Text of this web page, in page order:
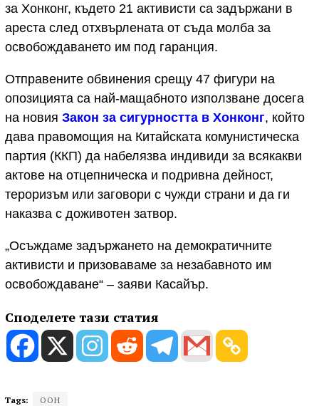
за Хонконг, където 21 активисти са задържани в
ареста след отхвърлената от съда молба за
освобождаването им под гаранция.
Отправените обвинения срещу 47 фигури на
опозицията са най-мащабното използване досега
на новия Закон за сигурността в Хонконг, който
дава правомощия на Китайската комунистическа
партия (ККП) да набелязва индивиди за всякакви
актове на отцепническа и подривна дейност,
тероризъм или заговори с чужди страни и да ги
наказва с доживотен затвор.
„Осъждаме задържането на демократичните
активисти и призоваваме за незабавното им
освобождаване“ – заяви Касайър.
Споделете тази статия
Tags: ООН